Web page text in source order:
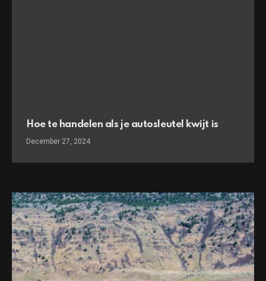
Hoe te handelen als je autosleutel kwijt is
December 27, 2024